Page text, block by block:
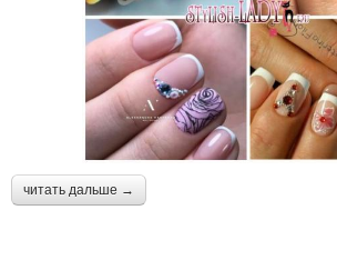
читать дальше →